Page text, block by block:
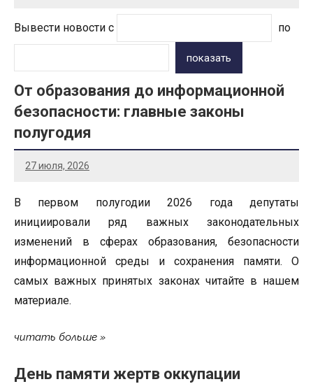
Вывести новости с по
показать
От образования до информационной
безопасности: главные законы
полугодия
27 июля, 2026
В первом полугодии 2026 года депутаты
инициировали ряд важных законодательных
изменений в сферах образования, безопасности
информационной среды и сохранения памяти. О
самых важных принятых законах читайте в нашем
материале.
читать больше
День памяти жертв оккупации